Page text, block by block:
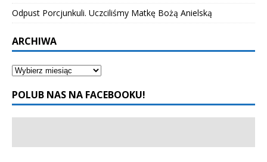
Odpust Porcjunkuli. Uczciliśmy Matkę Bożą Anielską
ARCHIWA
POLUB NAS NA FACEBOOKU!